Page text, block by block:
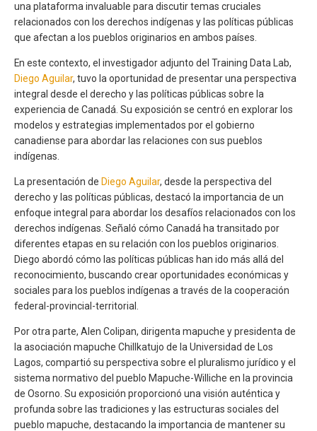
una plataforma invaluable para discutir temas cruciales
relacionados con los derechos indígenas y las políticas públicas
que afectan a los pueblos originarios en ambos países.
En este contexto, el investigador adjunto del Training Data Lab,
Diego Aguilar, tuvo la oportunidad de presentar una perspectiva
integral desde el derecho y las políticas públicas sobre la
experiencia de Canadá. Su exposición se centró en explorar los
modelos y estrategias implementados por el gobierno
canadiense para abordar las relaciones con sus pueblos
indígenas.
La presentación de Diego Aguilar, desde la perspectiva del
derecho y las políticas públicas, destacó la importancia de un
enfoque integral para abordar los desafíos relacionados con los
derechos indígenas. Señaló cómo Canadá ha transitado por
diferentes etapas en su relación con los pueblos originarios.
Diego abordó cómo las políticas públicas han ido más allá del
reconocimiento, buscando crear oportunidades económicas y
sociales para los pueblos indígenas a través de la cooperación
federal-provincial-territorial.
Por otra parte, Alen Colipan, dirigenta mapuche y presidenta de
la asociación mapuche Chillkatujo de la Universidad de Los
Lagos, compartió su perspectiva sobre el pluralismo jurídico y el
sistema normativo del pueblo Mapuche-Williche en la provincia
de Osorno. Su exposición proporcionó una visión auténtica y
profunda sobre las tradiciones y las estructuras sociales del
pueblo mapuche, destacando la importancia de mantener su